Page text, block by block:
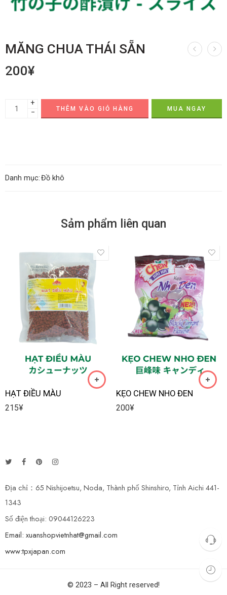
MĂNG CHUA THÁI SẴN
200¥
+
−
THÊM VÀO GIỎ HÀNG MUA NGAY
Danh mục:Đồ khô
Sảm phẩm liên quan
HẠT ĐIỀU MÀU
215¥
KẸO CHEW NHO ĐEN
200¥
Địa chỉ：65 Nishijoetsu, Noda, Thành phố Shinshiro, Tỉnh Aichi 441-
1343
Số điện thoại: 09044126223
Email: xuanshopvietnhat@gmail.com
www:tpxjapan.com
© 2023 – All Right reserved!